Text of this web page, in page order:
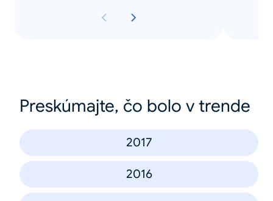
Preskúmajte, čo bolo v trende
2017
2016